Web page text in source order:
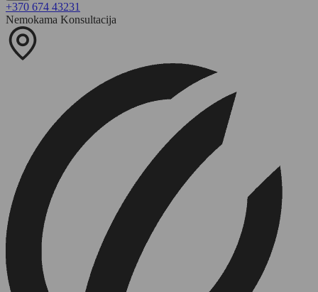
+370 674 43231
Nemokama Konsultacija